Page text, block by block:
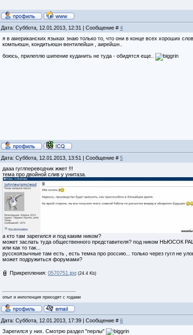
Дата: Суббота, 12.01.2013, 12:31 | Сообщение # 4
я в американских языках знаю только то, что они в конце всех хороших
компьюшн, кондитьюшн вентилейшн , аирейшн..
боюсь, прилеплю шипение куданить не туда - обидятся еще..
Дата: Суббота, 12.01.2013, 13:51 | Сообщение # 5
дааа гуглпереводчик жжет !!!
тема про двойной слив у унитаза.
а кто там зарегился и под каким ником?
может заслать туда общественного представителя? под ником НЬЮСОК
или как то так...
русскоязычные там есть , есть темка про россию... только через гугл не
может подружиться форумами?
Прикрепления: 0570751.jpg (24.4 Kb)
опыт и инпотенция приходят с годами
Дата: Суббота, 12.01.2013, 17:39 | Сообщение # 6
Зарегился у них. Смотрю раздел "перлы"